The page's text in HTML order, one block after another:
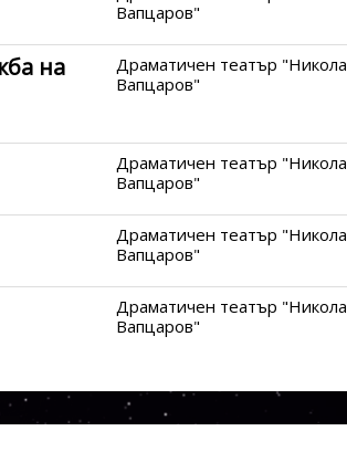
Вапцаров"
на
Драматичен театър "Никола
Вапцаров"
Драматичен театър "Никола
Вапцаров"
Драматичен театър "Никола
Вапцаров"
Драматичен театър "Никола
Вапцаров"